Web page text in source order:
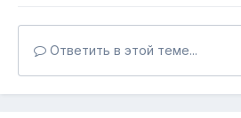
Ответить в этой теме...